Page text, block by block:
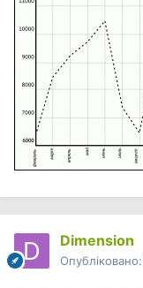
Dimension
Опубліковано: